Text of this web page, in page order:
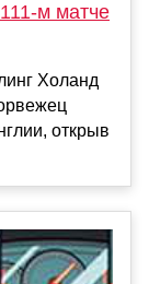
м матче
Холанд
открыв